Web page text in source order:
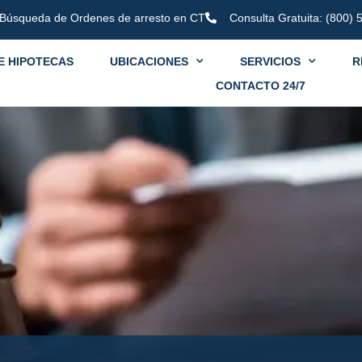
Búsqueda de Ordenes de arresto en CT Consulta Gratuita: (800)
HIPOTECAS UBICACIONES SERVICIOS
CONTACTO 24/7